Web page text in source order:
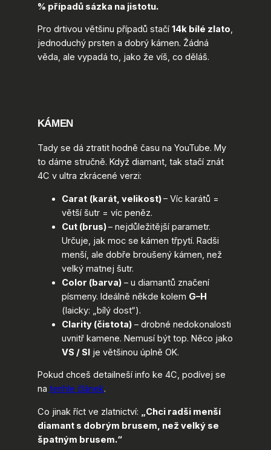
% případů sázka na jistotu.
Pro drtivou většinu případů stačí 14k bílé zlato,
jednoduchý prsten a dobrý kámen. Žádná
věda, ale vypadá to, jako že víš, co děláš.
KÁMEN
Tady se dá ztratit hodně času na YouTube. My
to dáme stručně. Když diamant, tak stačí znát
4C v ultra zkrácené verzi:
Carat (karát, velikost)– Víc karátů =
větší šutr = víc peněz.
Cut (brus)– nejdůležitější parametr.
Určuje, jak moc se kámen třpytí. Radši
menší, ale dobře broušený kámen, než
velký matnej šutr.
Color (barva)– u diamantů značení
písmeny. Ideálně někde kolem G–H
(laicky: „bílý dost“).
Clarity (čistota)– drobné nedokonalosti
uvnitř kamene. Nemusí být top. Něco jako
VS / SIje většinou úplně OK.
Pokud chceš detailneší info ke 4C, podívej se
na tenhle článek.
Co jinak říct ve zlatnictví: „Chci radši menší
diamant s dobrým brusem, než velký se
špatným brusem.“